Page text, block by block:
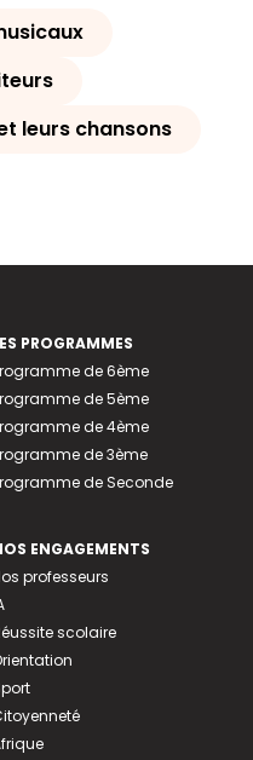
leurs chansons
PROGRAMMES
de 6ème
de 5ème
de 4ème
de 3ème
de Seconde
ENGAGEMENTS
professeurs
scolaire